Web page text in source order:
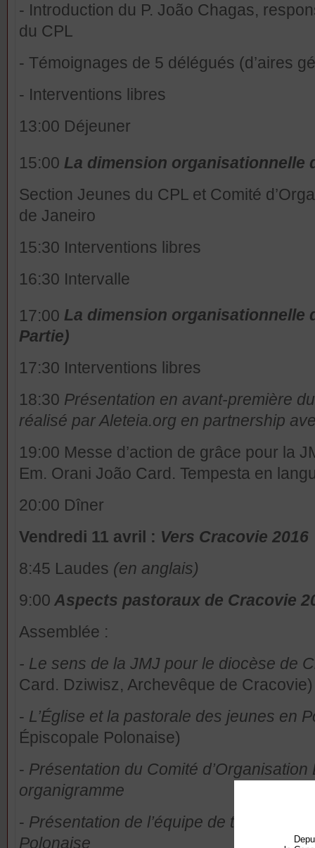
- Introduction du P. João Chagas,
du CPL
- Témoignages de 5 délégués (d’aires
- Interventions libres
13:00 Déjeuner
15:00 La dimension organisationnelle
Section Jeunes du CPL et Comité
de Janeiro
15:30 Interventions libres
16:30 Intervalle
17:00 La dimension organisationnelle
Partie)
17:30 Interventions libres
18:30 Présentation en avant-première
réalisé par Aleteia.org en partnership
19:00 Messe d’action de grâce pour la
Em. Orani João Card. Tempesta en
20:00 Dîner
Vendredi 11 avril : Vers Cracovie 2016
8:45 Laudes (en anglais)
9:00 Aspects pastoraux de Cracovie
Assemblée :
- Le sens de la JMJ pour le diocèse de
Card. Dziwisz, Archevêque de Cracovie)
- L’Église et la pastorale des jeunes en
Épiscopale Polonaise)
- Présentation du Comité
organigramme
- Présentation de l’équipe de travail de
Polonaise